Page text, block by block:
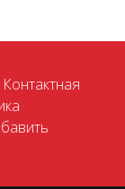
Контактная